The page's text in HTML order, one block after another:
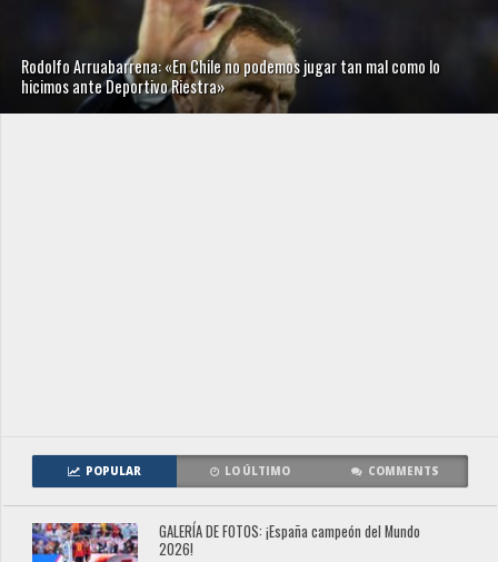
Rodolfo Arruabarrena: «En Chile no podemos jugar tan mal como lo
hicimos ante Deportivo Riestra»
POPULAR LO ÚLTIMO COMMENTS
GALERÍA DE FOTOS: ¡España campeón del Mundo
2026!